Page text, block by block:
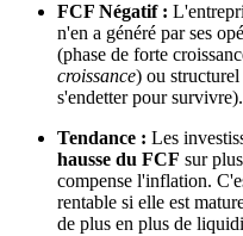
FCF Négatif :
n'en a généré par ses
(phase de forte
croissance) ou
s'endetter pour survivre).
Tendance : Les
hausse du FCF sur
compense l'inflation.
rentable si elle est
de plus en plus de